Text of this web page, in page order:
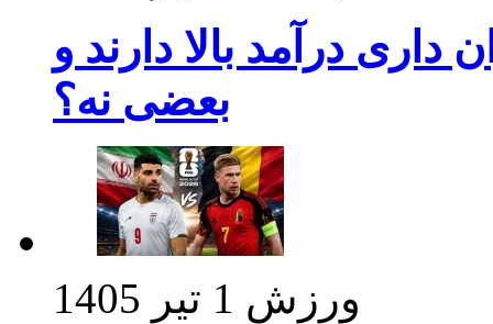
درآمد بالا دارند و
بعضی نه؟
ورزش 1 تیر 1405